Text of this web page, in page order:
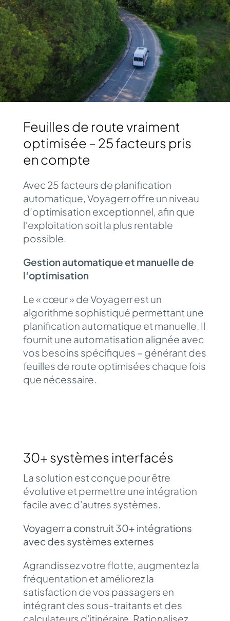
Feuilles de route vraiment
optimisée – 25 facteurs pris
en compte
Avec 25 facteurs de planification
automatique, Voyagerr offre un niveau
d’optimisation exceptionnel, afin que
l‘exploitation soit la plus rentable
possible.
Gestion automatique et manuelle de
l‘optimisation
Le « cœur » de Voyagerr est un
algorithme sophistiqué permettant une
planification automatique et manuelle. Il
fournit une automatisation alignée avec
vos besoins spécifiques – générant des
feuilles de route optimisées chaque fois
que nécessaire.
30+ systèmes interfacés
La solution est conçue pourêtre
évolutive et permettre une intégration
facile avec d'autres systèmes
Voyagerr a construit 30+ intégrations
avec des systèmes externes
Agrandissez votre flotte, augmentez la
fréquentation et améliorez la
satisfaction de vos passagers en
intégrant des sous-traitants et des
calculateurs d'itinéraire. Rationalisez